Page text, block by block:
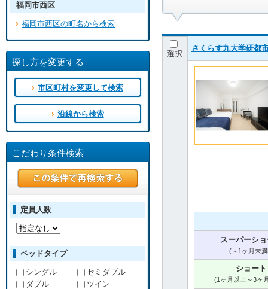
選択
さくらす九大学研都
スーパーシ
(～1ヶ月未
ショート
(1ヶ月以上～3ヶ
福岡市西区
福岡市西区の町名から検索
探し方を変更する
市区町村を変更して検索
沿線から検索
こだわり条件検索
定員人数
ベッドタイプ
シングル
セミダブル
ダブル
ツイン